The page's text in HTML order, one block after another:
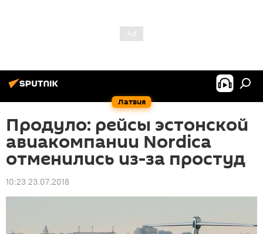
Латвия
Продуло: рейсы эстонской
авиакомпании Nordica
отменились из-за простуд
10:23 23.07.2018